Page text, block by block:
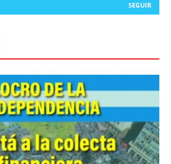
SEGUIR